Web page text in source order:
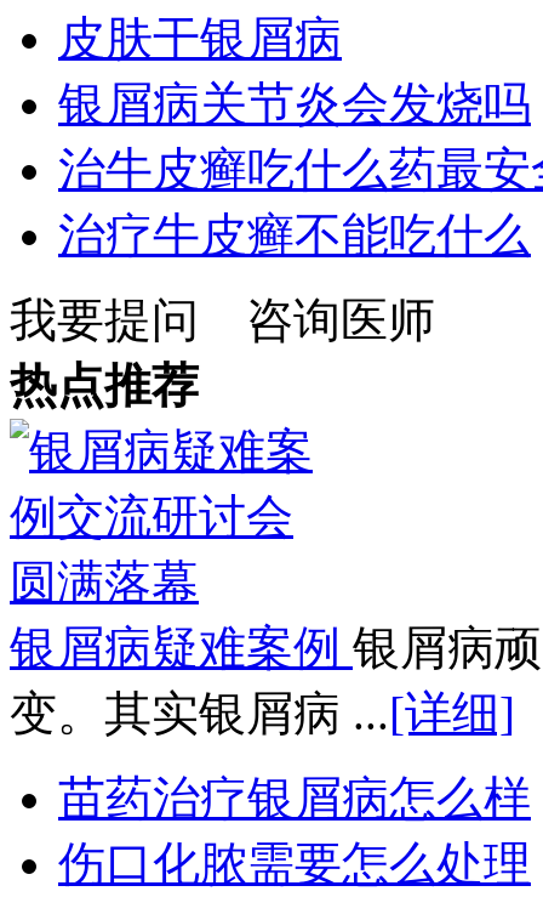
皮肤干银屑病
银屑病关节炎会发烧吗
治牛皮癣吃什么药最安
治疗牛皮癣不能吃什么
我要提问
咨询医师
热点推荐
银屑病疑难案例 银屑病
变。其实银屑病 ...[详细]
苗药治疗银屑病怎么样
伤口化脓需要怎么处理